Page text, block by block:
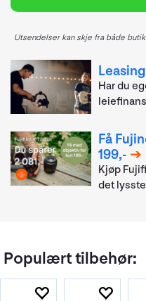
Utsendelser kan skje fra både
Leasing
Har du
Få
199,-
Kjøp
det
Populært tilbehør: